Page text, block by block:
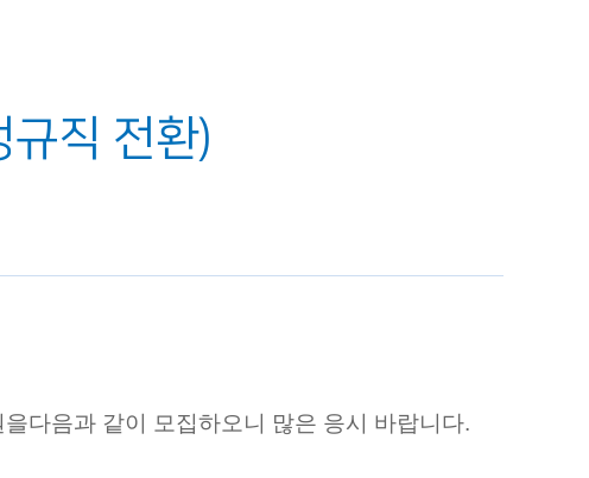
직 전환)
다음과 같이 모집하오니 많은 응시 바랍니다.